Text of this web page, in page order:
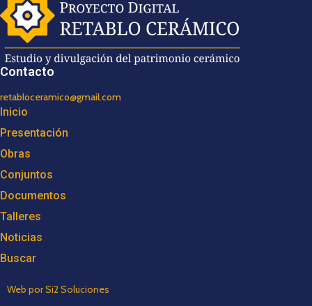
Contacto
retabloceramico@gmail.com
Inicio
Presentación
Obras
Conjuntos
Documentos
Talleres
Noticias
Buscar
Web por Si2 Soluciones